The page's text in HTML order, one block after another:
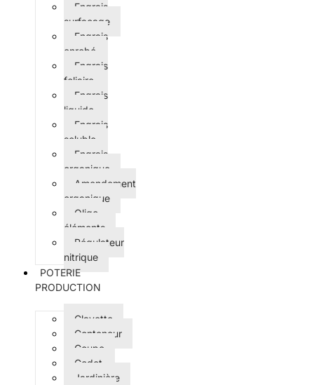
Engrais
surfaçage
Engrais
enrobé
Engrais
foliaire
Engrais
liquide
Engrais
soluble
Engrais
organique
Amendement
organique
Oligo-
éléments
Régulateur
nitrique
POTERIE
PRODUCTION
Clayette
Conteneur
Coupe
Godet
Jardinière